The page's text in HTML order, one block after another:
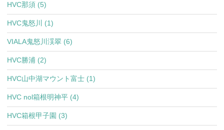
HVC那須 (5)
HVC鬼怒川 (1)
VIALA鬼怒川渓翠 (6)
HVC勝浦 (2)
HVC山中湖マウント富士 (1)
HVC nol箱根明神平 (4)
HVC箱根甲子園 (3)